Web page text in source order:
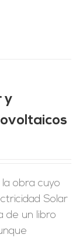
y
obra cuyo
Solar
de un libro